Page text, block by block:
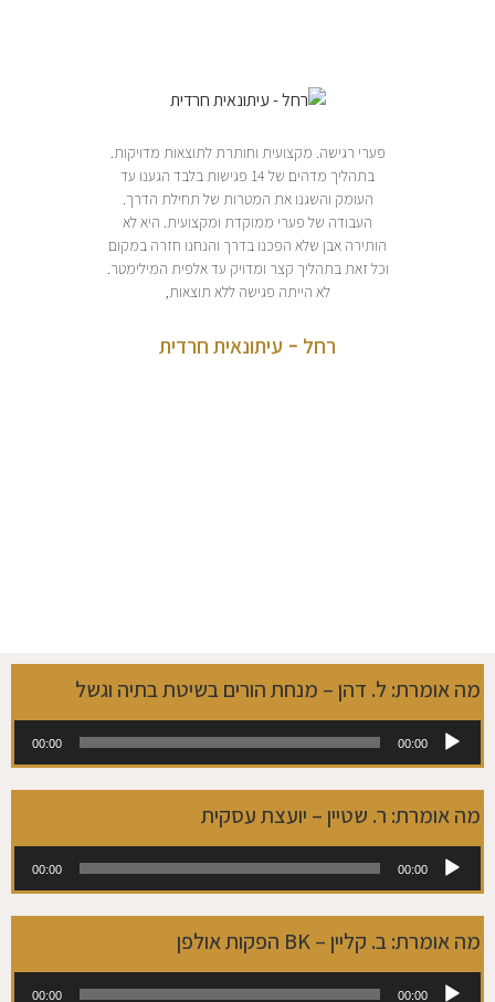
פערי רגישה. מקצועית וחותרת לתוצאות מדויקות.
בתהליך מדהים של 14 פגישות בלבד הגענו עד
העומק והשגנו את המטרות של תחילת הדרך.
העבודה של פערי ממוקדת ומקצועית. היא לא
הותירה אבן שלא הפכנו בדרך והנחנו חזרה במקום
וכל זאת בתהליך קצר ומדויק עד אלפית המילימטר.
לא הייתה פגישה ללא תוצאות,
רחל - עיתונאית חרדית
מה אומרת: ל. דהן – מנחת הורים בשיטת בתיה וגשל
00:00
00:00
מה אומרת: ר. שטיין – יועצת עסקית
00:00
00:00
מה אומרת: ב. קליין – BK הפקות אולפן
00:00
00:00